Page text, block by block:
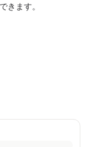
きます。